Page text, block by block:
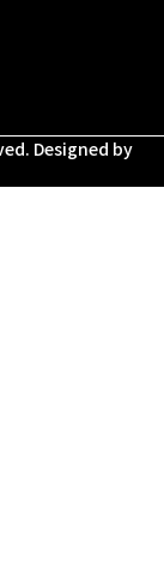
Designed by